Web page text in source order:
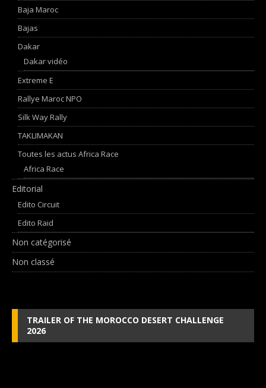
Baja Maroc
Bajas
Dakar
Dakar vidéo
Extreme E
Rallye Maroc NPO
Silk Way Rally
TAKLIMAKAN
Toutes les actus Africa Race
Africa Race
Editorial
Edito Circuit
Edito Raid
Non catégorisé
Non classé
TRAILER OF THE MOROCCO DESERT CHALLENGE
2026